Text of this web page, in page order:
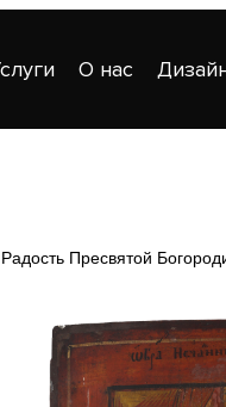
О нас
Пресвятой